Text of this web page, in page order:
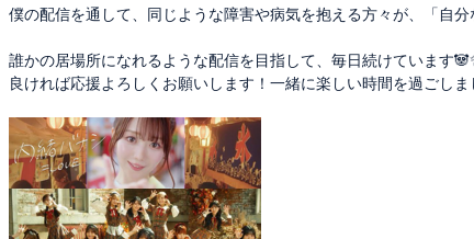
僕の配信を通して、同じような障害や病気を抱える方々が、「自
誰かの居場所になれるような配信を目指して、毎日続けています
良ければ応援よろしくお願いします！一緒に楽しい時間を過ごしま